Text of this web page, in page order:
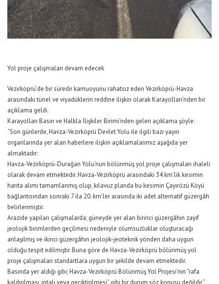
Yol proje çalışmaları devam edecek
Vezirköprü’de bir süredir kamuoyunu rahatsız eden Vezirköprü-Havza
arasındaki tünel ve viyadüklerin reddine ilişkin olarak Karayolları’nden bir
açıklama geldi.
Karayolları Basın ve Halkla İlişkiler Birimi’nden gelen açıklama şöyle:
“Son günlerde, Havza-Vezirköprü Devlet Yolu ile ilgili bazı yayın
organlarında yer alan haberlere ilişkin açıklamalarımız aşağıda yer
almaktadır:
Havza-Vezirköprü-Durağan Yolu’nun bölünmüş yol proje çalışmaları ihaleli
olarak devam etmektedir. Havza-Vezirköprü arasındaki 34 km’lik kesimin
harita alımı tamamlanmış olup, kılavuz planda bu kesimin Çayırözü Köyü
bağlantısından sonraki 7 ila 20. km’ler arasında iki adet alternatif güzergâh
belirlenmiştir.
Arazide yapılan çalışmalarda; güneyde yer alan birinci güzergâhın zayıf
jeolojik birimlerden geçilmesi nedeniyle olumsuzluklar oluşturacağı
anlaşılmış ve ikinci güzergâhın jeolojik-jeoteknik yönden daha uygun
olduğu tespit edilmiştir. Buna göre de Havza-Vezirköprü bölünmüş yol
proje çalışmaları standartlara uygun bir şekilde devam etmektedir.
Basında yer aldığı gibi; Havza-Vezirköprü Bölünmüş Yol Projesi’nin “rafa
kaldırılması, iptali veya geciktirilmesi” gibi bir durum söz konusu değildir.”